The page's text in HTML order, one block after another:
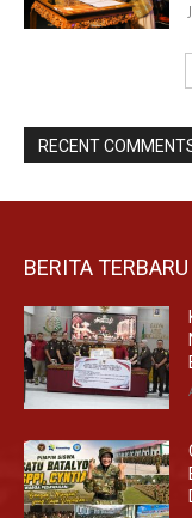
RECENT
BERITA TERBARU